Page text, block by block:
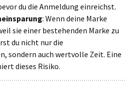
du die Anmeldung einreichst.
: Wenn deine Marke
sie einer bestehenden Marke zu
du nicht nur die
sondern auch wertvolle Zeit. Eine
dieses Risiko.